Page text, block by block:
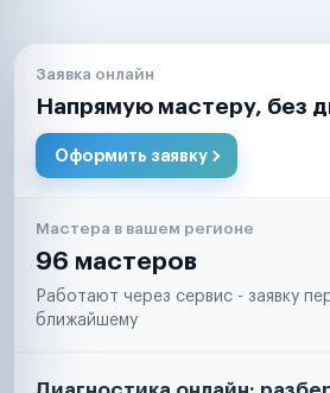
Заявка онлайн
Напрямую мастеру, без
Оформить заявку
Мастера в вашем регионе
96 мастеров
Работают через сервис - заявку
ближайшему